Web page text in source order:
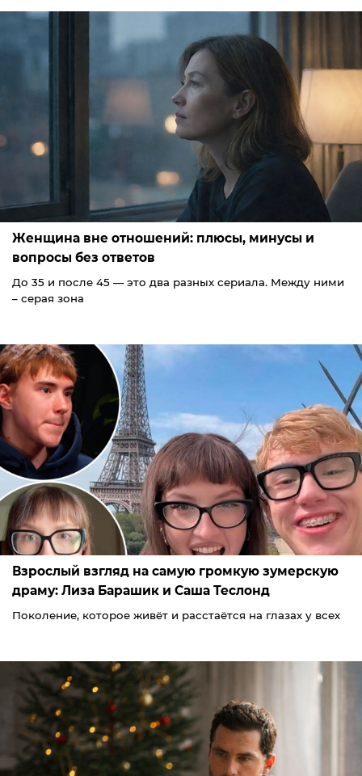
Женщина вне отношений: плюсы, минусы и
вопросы без ответов
До 35 и после 45 — это два разных сериала. Между ними
– серая зона
Взрослый взгляд на самую громкую зумерскую
драму: Лиза Барашик и Саша Теслонд
Поколение, которое живёт и расстаётся на глазах у всех